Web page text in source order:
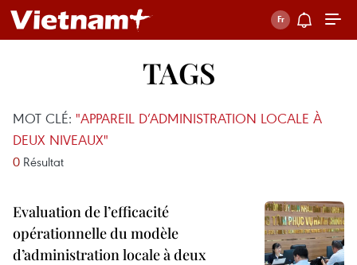
TAGS
MOT CLÉ: "APPAREIL D’ADMINISTRATION LOCALE À
DEUX NIVEAUX"
0 Résultat
Evaluation de l’efficacité
opérationnelle du modèle
d’administration locale à deux